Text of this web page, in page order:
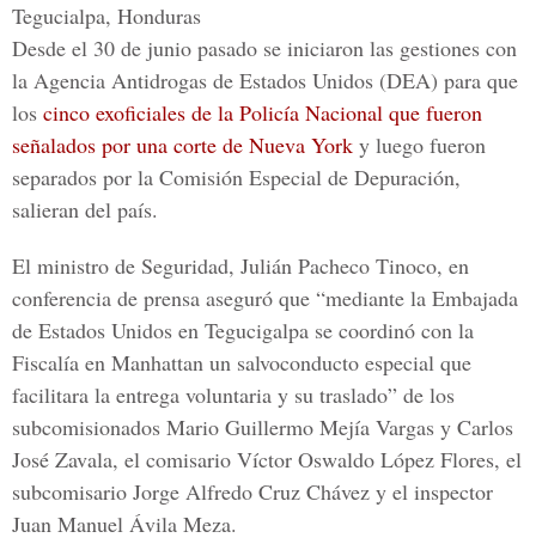
Tegucialpa, Honduras
Desde el 30 de junio pasado se iniciaron las gestiones con
la Agencia Antidrogas de Estados Unidos (DEA) para que
los cinco exoficiales de la Policía Nacional que fueron
señalados por una corte de Nueva York y luego fueron
separados por la Comisión Especial de Depuración,
salieran del país.
El ministro de Seguridad, Julián Pacheco Tinoco, en
conferencia de prensa aseguró que “mediante la Embajada
de Estados Unidos en Tegucigalpa se coordinó con la
Fiscalía en Manhattan un salvoconducto especial que
facilitara la entrega voluntaria y su traslado” de los
subcomisionados Mario Guillermo Mejía Vargas y Carlos
José Zavala, el comisario Víctor Oswaldo López Flores, el
subcomisario Jorge Alfredo Cruz Chávez y el inspector
Juan Manuel Ávila Meza.